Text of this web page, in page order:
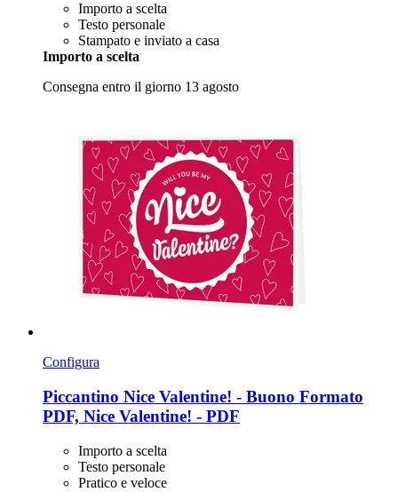
Importo a scelta
Testo personale
Stampato e inviato a casa
Importo a scelta
Consegna entro il giorno 13 agosto
Configura
Piccantino Nice Valentine! -​ Buono Formato
PDF, Nice Valentine! -​ PDF
Importo a scelta
Testo personale
Pratico e veloce